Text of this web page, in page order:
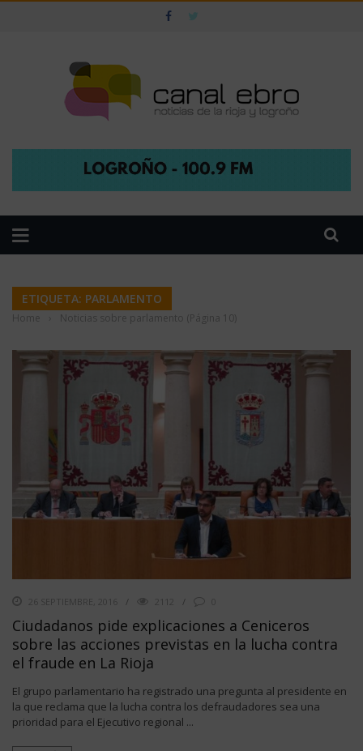
ETIQUETA: PARLAMENTO
Home Noticias sobre parlamento (Página 10)
26 SEPTIEMBRE, 2016 2112
Ciudadanos pide explicaciones a Ceniceros
sobre las acciones previstas en la lucha contra
el fraude en La Rioja
El grupo parlamentario ha registrado una pregunta al presidente en
la que reclama que la lucha contra los defraudadores sea una
prioridad para el Ejecutivo regional ...